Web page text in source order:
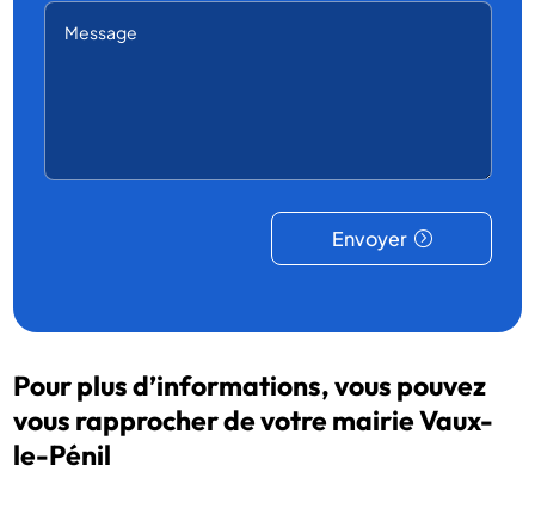
Envoyer
Pour plus d’informations, vous pouvez
vous rapprocher de votre mairie Vaux-
le-Pénil